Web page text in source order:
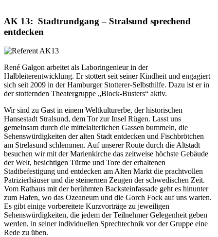
AK 13: Stadtrundgang – Stralsund sprechend
entdecken
René Galgon arbeitet als Laboringenieur in der
Halbleiterentwicklung. Er stottert seit seiner Kindheit und engagiert
sich seit 2009 in der Hamburger Stotterer-Selbsthilfe. Dazu ist er in
der stotternden Theatergruppe „Block-Busters“ aktiv.
Wir sind zu Gast in einem Weltkulturerbe, der historischen
Hansestadt Stralsund, dem Tor zur Insel Rügen. Lasst uns
gemeinsam durch die mittelalterlichen Gassen bummeln, die
Sehenswürdigkeiten der alten Stadt entdecken und Fischbrötchen
am Strelasund schlemmen. Auf unserer Route durch die Altstadt
besuchen wir mit der Marienkirche das zeitweise höchste Gebäude
der Welt, besichtigen Türme und Tore der erhaltenen
Stadtbefestigung und entdecken am Alten Markt die prachtvollen
Patrizierhäuser und die steinernen Zeugen der schwedischen Zeit.
Vom Rathaus mit der berühmten Backsteinfassade geht es hinunter
zum Hafen, wo das Ozeaneum und die Gorch Fock auf uns warten.
Es gibt einige vorbereitete Kurzvorträge zu jeweiligen
Sehenswürdigkeiten, die jedem der Teilnehmer Gelegenheit geben
werden, in seiner individuellen Sprechtechnik vor der Gruppe eine
Rede zu üben.